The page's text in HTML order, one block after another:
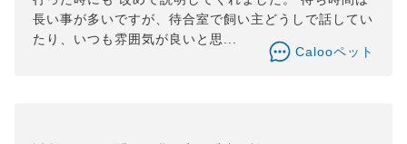
長い事が多いですが、待合室で飼い主どうしで話してい
たり、いつも雰囲気が良いと思...
Calooペット